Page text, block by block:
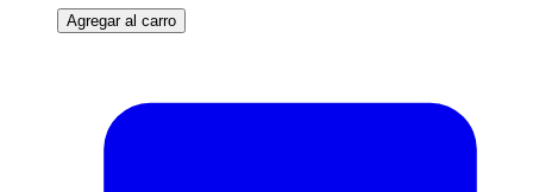
Agregar al carro